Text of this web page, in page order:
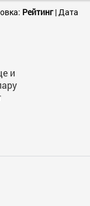
Рейтинг|Дата
и